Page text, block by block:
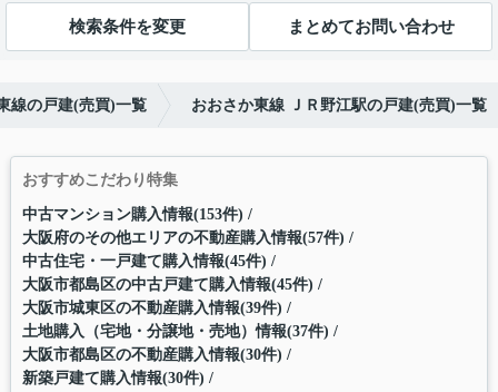
検索条件を変更 まとめてお問い合わせ
線の戸建(売買)一覧 おおさか東線 ＪＲ野江駅の戸建(売買)一覧
おすすめこだわり特集
中古マンション購入情報(153件)
大阪府のその他エリアの不動産購入情報(57件)
中古住宅・一戸建て購入情報(45件)
大阪市都島区の中古戸建て購入情報(45件)
大阪市城東区の不動産購入情報(39件)
土地購入（宅地・分譲地・売地）情報(37件)
大阪市都島区の不動産購入情報(30件)
新築戸建て購入情報(30件)